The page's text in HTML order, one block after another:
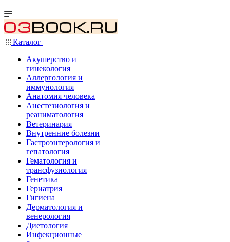
Каталог
Акушерство и
гинекология
Аллергология и
иммунология
Анатомия человека
Анестезиология и
реаниматология
Ветеринария
Внутренние болезни
Гастроэнтерология и
гепатология
Гематология и
трансфузиология
Генетика
Гериатрия
Гигиена
Дерматология и
венерология
Диетология
Инфекционные